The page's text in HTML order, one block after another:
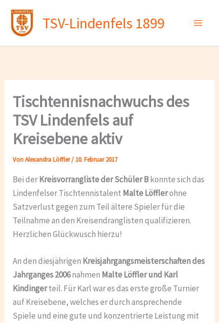
Zum
Inhalt
springen
TSV-Lindenfels 1899
Tischtennisnachwuchs des
TSV Lindenfels auf
Kreisebene aktiv
VonAlexandra Löffler/ 10. Februar 2017
Bei derKreisvorrangliste der Schüler Bkonnte sich das
Lindenfelser Tischtennistalent Malte Löfflerohne
Satzverlust gegen zum Teil ältere Spieler für die
Teilnahme an den Kreisendranglisten qualifizieren.
Herzlichen Glückwusch hierzu!
An den diesjährigen Kreisjahrgangsmeisterschaften des
Jahrganges 2006nahmen Malte Löffler und Karl
Kindingerteil. Für Karl war es das erste große Turnier
auf Kreisebene, welches er durch ansprechende
Spiele und eine gute und konzentrierte Leistung mit